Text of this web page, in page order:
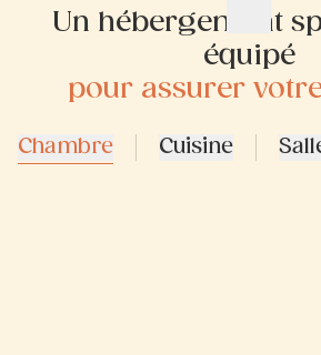
Un hébergement
équipé
pour assurer
Chambre Cuisine